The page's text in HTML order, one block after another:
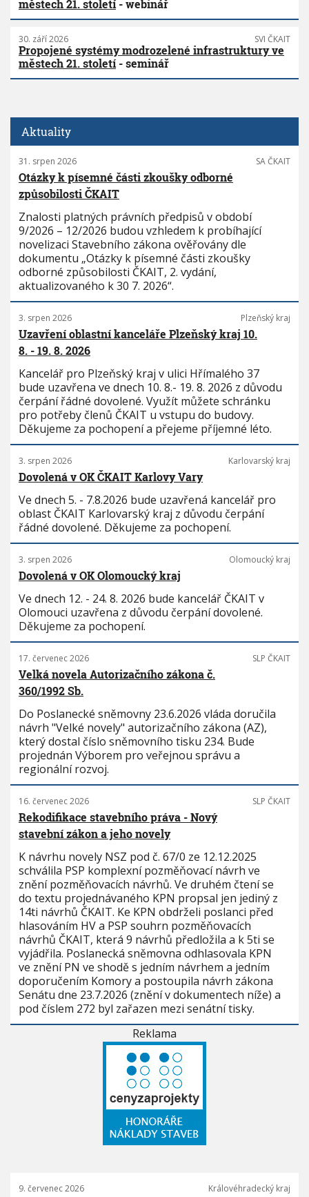
městech 21. století- webinář
30. září 2026 SVI ČKAIT
Propojené systémy modrozelené infrastruktury ve
městech 21. století- seminář
Aktuality
31. srpen 2026 SA ČKAIT
Otázky k písemné části zkoušky odborné
způsobilosti ČKAIT
Znalosti platných právních předpisů v období
9/2026 – 12/2026 budou vzhledem k probíhající
novelizaci Stavebního zákona ověřovány dle
dokumentu „Otázky k písemné části zkoušky
odborné způsobilosti ČKAIT, 2. vydání,
aktualizovaného k 30 7. 2026“.
3. srpen 2026 Plzeňský kraj
Uzavření oblastní kanceláře Plzeňský kraj 10.
8. - 19. 8. 2026
Kancelář pro Plzeňský kraj v ulici Hřímalého 37
bude uzavřena ve dnech 10. 8.- 19. 8. 2026 z důvodu
čerpání řádné dovolené. Využít můžete schránku
pro potřeby členů ČKAIT u vstupu do budovy.
Děkujeme za pochopení a přejeme příjemné léto.
3. srpen 2026 Karlovarský kraj
Dovolená v OK ČKAIT Karlovy Vary
Ve dnech 5. - 7.8.2026 bude uzavřená kancelář pro
oblast ČKAIT Karlovarský kraj z důvodu čerpání
řádné dovolené. Děkujeme za pochopení.
3. srpen 2026 Olomoucký kraj
Dovolená v OK Olomoucký kraj
Ve dnech 12. - 24. 8. 2026 bude kancelář ČKAIT v
Olomouci uzavřena z důvodu čerpání dovolené.
Děkujeme za pochopení.
17. červenec 2026 SLP ČKAIT
Velká novela Autorizačního zákona č.
360/1992 Sb.
Do Poslanecké sněmovny 23.6.2026 vláda doručila
návrh "Velké novely" autorizačního zákona (AZ),
který dostal číslo sněmovního tisku 234. Bude
projednán Výborem pro veřejnou správu a
regionální rozvoj.
16. červenec 2026 SLP ČKAIT
Rekodifikace stavebního práva - Nový
stavební zákon a jeho novely
K návrhu novely NSZ pod č. 67/0 ze 12.12.2025
schválila PSP komplexní pozměňovací návrh ve
znění pozměňovacích návrhů. Ve druhém čtení se
do textu projednávaného KPN propsal jen jediný z
14ti návrhů ČKAIT. Ke KPN obdrželi poslanci před
hlasováním HV a PSP souhrn pozměňovacích
návrhů ČKAIT, která 9 návrhů předložila a k 5ti se
vyjádřila. Poslanecká sněmovna odhlasovala KPN
ve znění PN ve shodě s jedním návrhem a jedním
doporučením Komory a postoupila návrh zákona
Senátu dne 23.7.2026 (znění v dokumentech níže) a
pod číslem 272 byl zařazen mezi senátní tisky.
Reklama
9. červenec 2026 Královéhradecký kraj